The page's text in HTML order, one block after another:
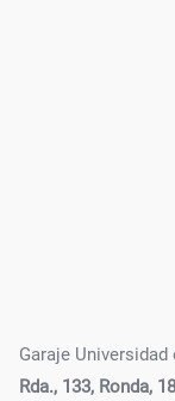
Garaje
Rda., 133, Ronda,